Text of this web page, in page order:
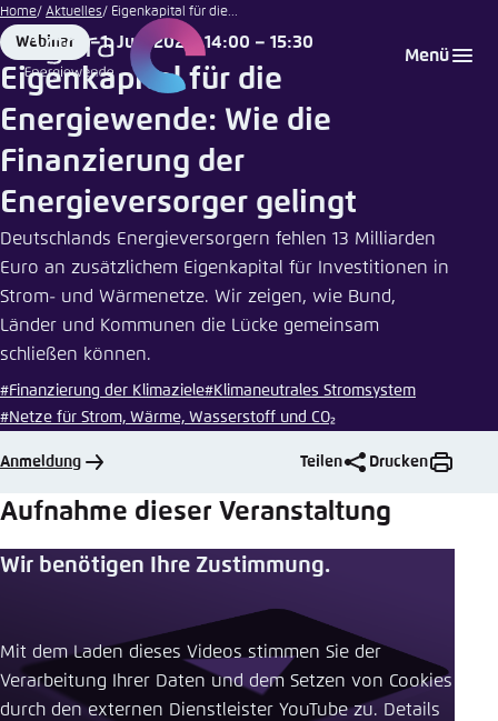
Zum
Hauptinhalt
gehen
Menü
Home Aktuelles Eigenkapital für die...
Format
Webinar
Date
1. Juni 2026, 14:00 – 15:30
Eigenkapital für die
Energiewende: Wie die
Finanzierung der
Energieversorger gelingt
Deutschlands Energieversorgern fehlen 13 Milliarden
Euro an zusätzlichem Eigenkapital für Investitionen in
Strom- und Wärmenetze. Wir zeigen, wie Bund,
Länder und Kommunen die Lücke gemeinsam
schließen können.
#Finanzierung der Klimaziele#Klimaneutrales Stromsystem
#Netze für Strom, Wärme, Wasserstoff und CO₂
Susanne
Liebsch
Anmeldung Teilen Drucken
Aufnahme dieser Veranstaltung
Wir benötigen Ihre Zustimmung.
Mit dem Laden dieses Videos stimmen Sie der
Verarbeitung Ihrer Daten und dem Setzen von Cookies
durch den externen Dienstleister YouTube zu. Details
Login
Melden Sie sich an um ..., ... und ... zu verwalten.
Benutzername *
Passwort vergessen?
Noch kein Benutzerkonto?
Abbrechen
Sprache auswählen
Englisch
Deutsch
Agora Think Tanks
Erscheinungsbild der Webseite
Diese Webseite passt ihr Farbschema basierend
auf Ihren Einstellungen an. Wählen Sie aus,
verwenden möchten.
Close
Hell
Dunkel
Automatisch
Einstellung für diese Webseite im Browser
speichern